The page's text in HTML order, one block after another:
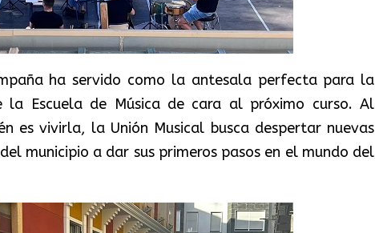
ha servido como la antesala perfecta para la
Escuela de Música de cara al próximo curso. Al
es vivirla, la Unión Musical busca despertar nuevas
municipio a dar sus primeros pasos en el mundo del